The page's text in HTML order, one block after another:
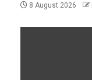
8 August 2026